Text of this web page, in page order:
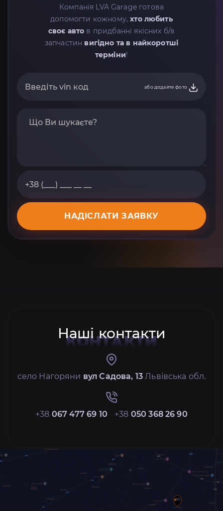
Компанія LVA Garage готова
допомогти кожному,хто любить
своє авто в придбанні якісних б/в
запчастин вигідно та в найкоротші
терміни!
або додайте фото
НАДІСЛАТИ ЗАЯВКУ
Наші контакти
КОНТАКТИ
село Нагоряни вул Садова, 13 Львівська обл.
+38 067 477 69 10 +38 050 368 26 90